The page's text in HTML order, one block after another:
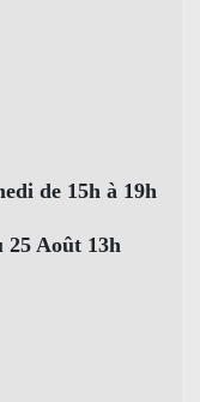
de 15h à 19h
25 Août 13h